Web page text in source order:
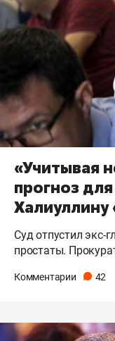
«Учитывая
прогноз
Халиуллину
Суд отпустил экс-
простаты.
Комментарии 42